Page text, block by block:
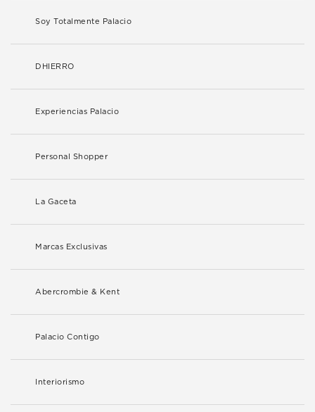
Soy Totalmente Palacio
DHIERRO
Experiencias Palacio
Personal Shopper
La Gaceta
Marcas Exclusivas
Abercrombie & Kent
Palacio Contigo
Interiorismo